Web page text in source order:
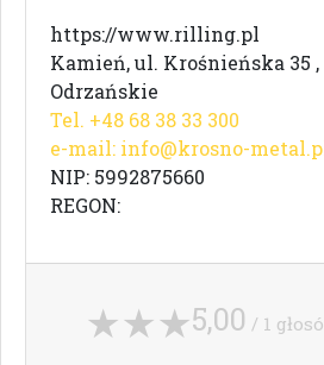
https://www.rilling.pl
Kamień, ul. Krośnieńska 35 ,
Odrzańskie
Tel. +48 68 38 33 300
e-mail: info@krosno-
NIP: 5992875660
REGON:
5,00 / 1